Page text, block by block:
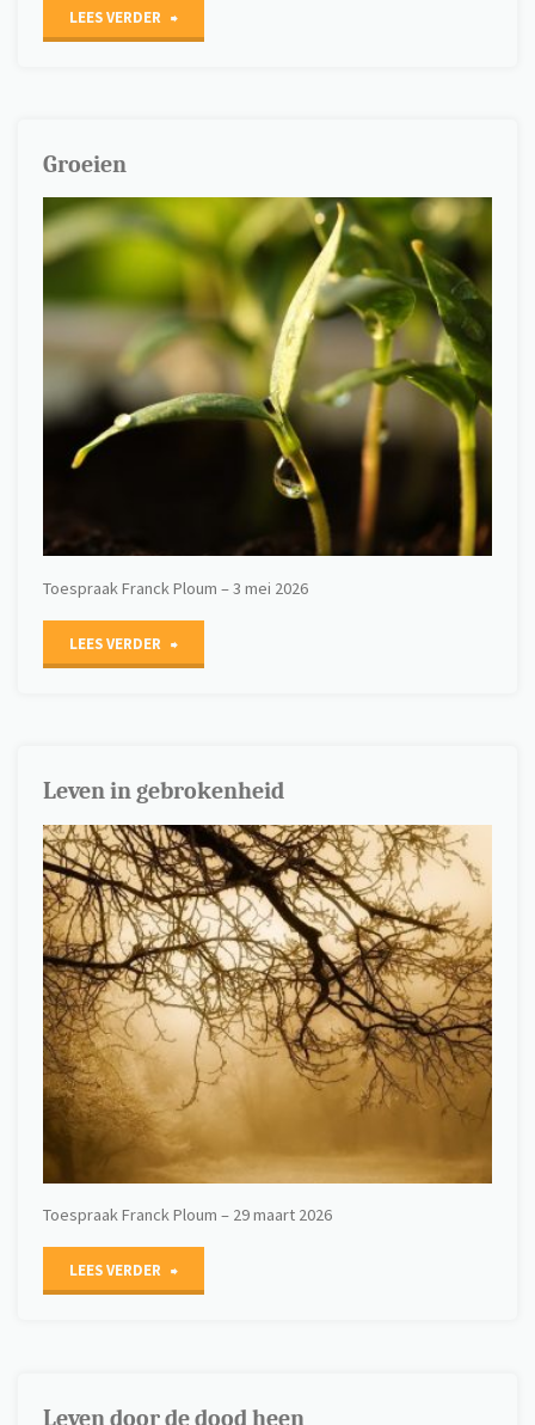
LEES VERDER "Zaaien
dreigende
tijd"
Groeien
Toespraak Franck Ploum – 3 mei 2026
LEES VERDER "Groeien"
Leven in gebrokenheid
Toespraak Franck Ploum – 29 maart 2026
LEES VERDER "Leven
Leven door de dood heen